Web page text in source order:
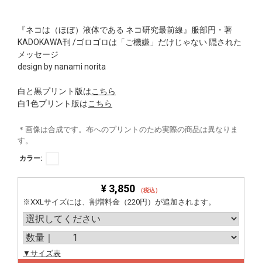
『ネコは（ほぼ）液体である ネコ研究最前線』服部円・著
KADOKAWA刊 /ゴロゴロは「ご機嫌」だけじゃない 隠された
メッセージ
design by nanami norita
白と黒プリント版はこちら
白1色プリント版はこちら
＊画像は合成です。布へのプリントのため実際の商品は異なりま
す。
カラー:
¥ 3,850 （税込）
※XXLサイズには、割増料金（220円）が追加されます。
▼サイズ表